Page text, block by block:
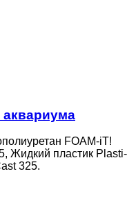
аквариума
FOAM-iT!
Жидкий пластик Plasti-
325.